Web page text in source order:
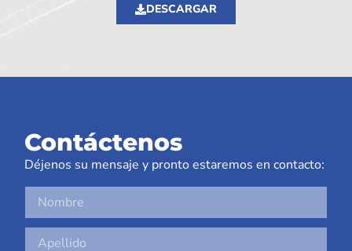
DESCARGAR
Contáctenos
Déjenos su mensaje y pronto estaremos en contacto: